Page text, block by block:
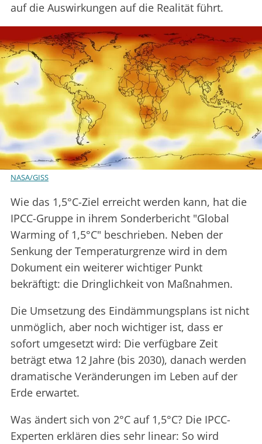
auf die Auswirkungen auf die Realität führt.
NASA/GISS
Wie das 1,5°C-Ziel erreicht werden kann, hat die
IPCC-Gruppe in ihrem Sonderbericht "Global
Warming of 1,5°C" beschrieben. Neben der
Senkung der Temperaturgrenze wird in dem
Dokument ein weiterer wichtiger Punkt
bekräftigt: die Dringlichkeit von Maßnahmen.
Die Umsetzung des Eindämmungsplans ist nicht
unmöglich, aber noch wichtiger ist, dass er
sofort umgesetzt wird: Die verfügbare Zeit
beträgt etwa 12 Jahre (bis 2030), danach werden
dramatische Veränderungen im Leben auf der
Erde erwartet.
Was ändert sich von 2°C auf 1,5°C? Die IPCC-
Experten erklären dies sehr linear: So wird